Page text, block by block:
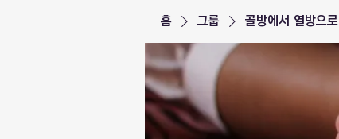
홈 그룹 골방에서 열방으로